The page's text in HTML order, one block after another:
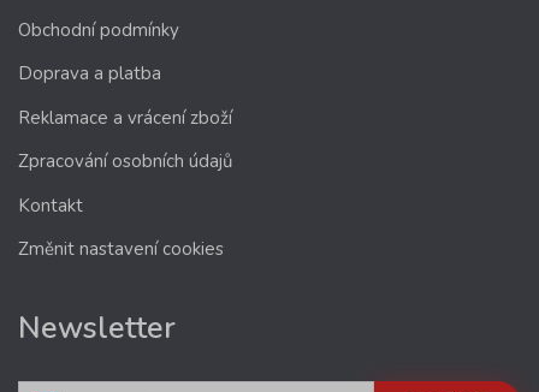
Obchodní podmínky
Doprava a platba
Reklamace a vrácení zboží
Zpracování osobních údajů
Kontakt
Změnit nastavení cookies
Newsletter